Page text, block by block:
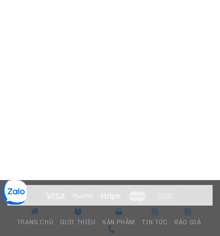
TRANG CHỦ GIỚI THIỆU SẢN PHẨM TIN TỨC BÁO GIÁ